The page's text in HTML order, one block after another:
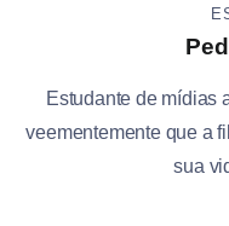
Estudante de mídias
veementemente que a
sua